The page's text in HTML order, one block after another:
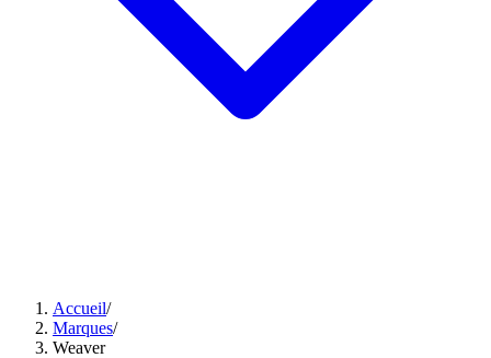
Accueil/
Marques/
Weaver